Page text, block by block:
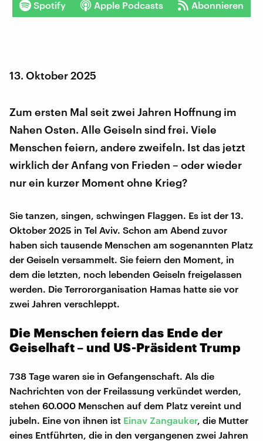
Spotify Apple Podcasts Abonnieren
13. Oktober 2025
Zum ersten Mal seit zwei Jahren Hoffnung im
Nahen Osten. Alle Geiseln sind frei. Viele
Menschen feiern, andere zweifeln. Ist das jetzt
wirklich der Anfang von Frieden – oder wieder
nur ein kurzer Moment ohne Krieg?
Sie tanzen, singen, schwingen Flaggen. Es ist der 13.
Oktober 2025 in Tel Aviv. Schon am Abend zuvor
haben sich tausende Menschen am sogenannten Platz
der Geiseln versammelt. Sie feiern den Moment, in
dem die letzten, noch lebenden Geiseln freigelassen
werden. Die Terrororganisation Hamas hatte sie vor
zwei Jahren verschleppt.
Die Menschen feiern das Ende der
Geiselhaft – und US-Präsident Trump
738 Tage waren sie in Gefangenschaft. Als die
Nachrichten von der Freilassung verkündet werden,
stehen 60.000 Menschen auf dem Platz vereint und
jubeln. Eine von ihnen ist Einav Zangauker, die Mutter
eines Entführten, die in den vergangenen zwei Jahren